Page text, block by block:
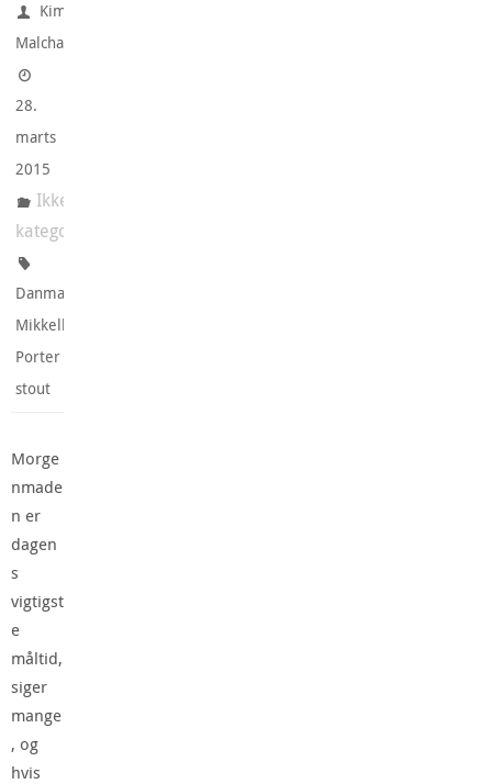
Kim
Malchau
28.
marts
2015
Ikke-
kategoriseret
Danmark
Mikkeller
Porter og
stout
Morge
nmade
n er
dagen
s
vigtigst
e
måltid,
siger
mange
, og
hvis